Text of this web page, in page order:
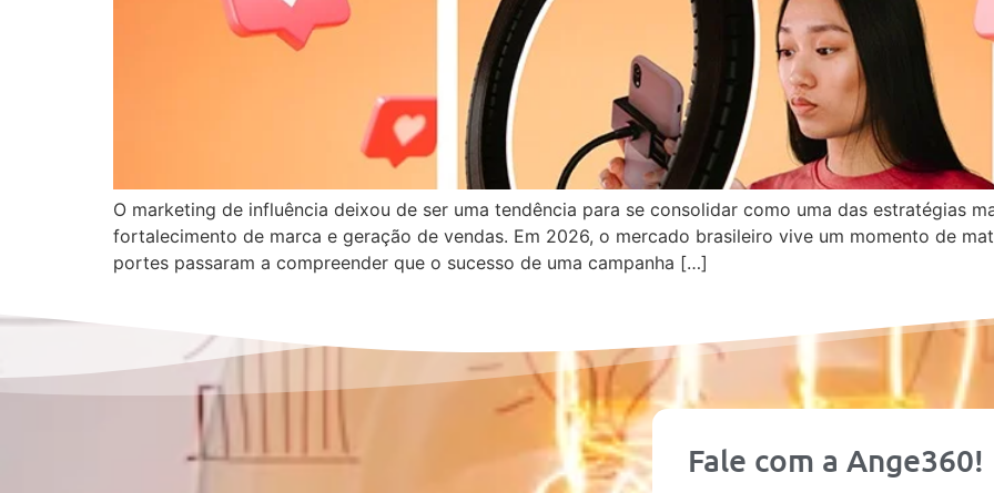
O marketing de influência deixou de ser uma tendência para se consolidar como uma das estratégias
fortalecimento de marca e geração de vendas. Em 2026, o mercado brasileiro vive um momento de
portes passaram a compreender que o sucesso de uma campanha […]
Fale com a Ange360!